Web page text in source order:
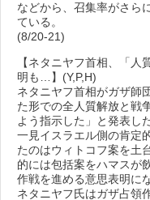
などから、召集率がさら
ている。
(8/20-21)
【ネタニヤフ首相、「
明も…】(Y,P,H)
ネタニヤフ首相がガザ師
た形での全人質解放と戦
よう指示した」と発表した
一見イスラエル側の肯定
たのはウィトコフ案を土
的には包括案をハマスが
作戦を進める意思表明に
ネタニヤフ氏はガザ占領